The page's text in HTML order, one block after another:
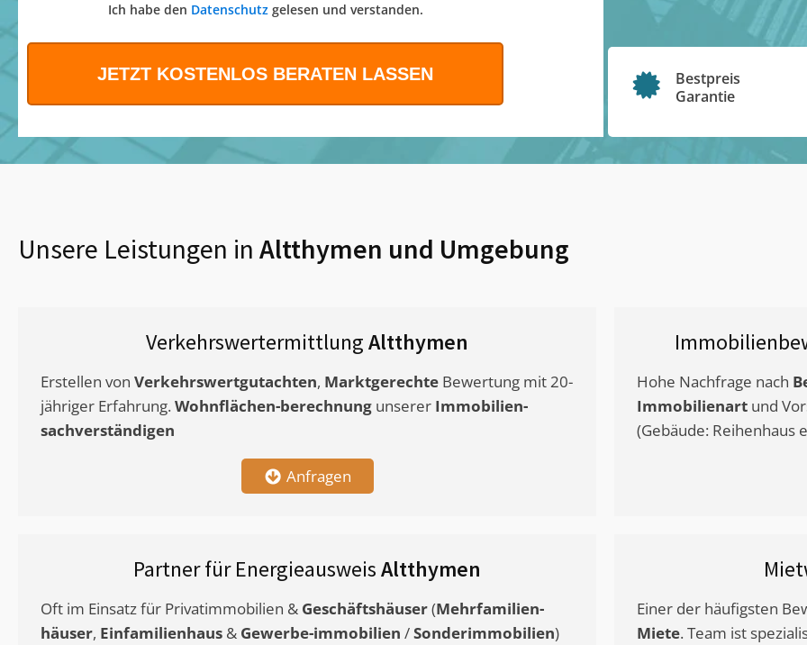
Ich habe den Datenschutzgelesen und verstanden.
Bestpreis
Garantie
Unsere Leistungen in Altthymen und Umgebung
VerkehrswertermittlungAltthymen
Erstellen von Verkehrswertgutachten, Marktgerechte Bewertung mit 20-
jähriger Erfahrung. Wohnflächen-berechnung unserer Immobilien-
sachverständigen
Anfragen
Hohe Nachfrage nach
Immobilienart und
(Gebäude: Reihenhaus
Partner für EnergieausweisAltthymen
Oft im Einsatz für Privatimmobilien & Geschäftshäuser(Mehrfamilien-
häuser, Einfamilienhaus & Gewerbe-immobilien /Sonderimmobilien)
Einer der häufigsten
Miete. Team ist